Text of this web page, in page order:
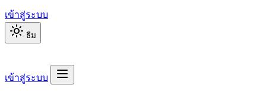
เข้าสู่ระบบ
ธีม
เข้าสู่ระบบ